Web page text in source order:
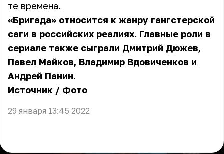
те времена.
«Бригада» относится к жанру гангстерской
саги в российских реалиях. Главные роли в
сериале также сыграли Дмитрий Дюжев,
Павел Майков, Владимир Вдовиченков и
Андрей Панин.
Источник / Фото
29 января 13:45 2022